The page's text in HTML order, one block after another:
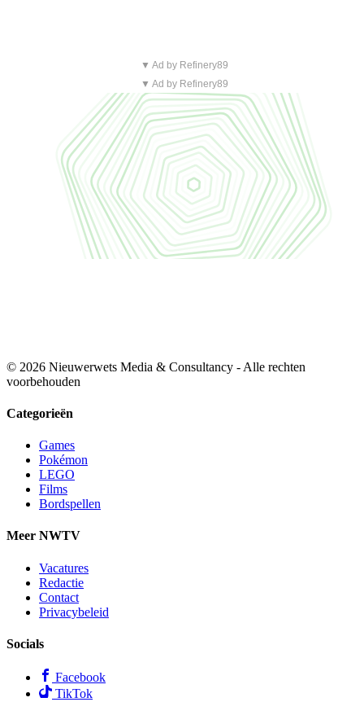
▼ Ad by Refinery89
▼ Ad by Refinery89
© 2026 Nieuwerwets Media & Consultancy - Alle rechten
voorbehouden
Categorieën
Games
Pokémon
LEGO
Films
Bordspellen
Meer NWTV
Vacatures
Redactie
Contact
Privacybeleid
Socials
Facebook
TikTok